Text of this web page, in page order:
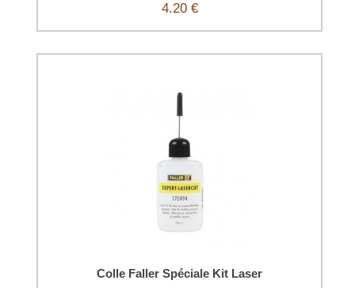
4.20 €
Colle Faller Spéciale Kit Laser